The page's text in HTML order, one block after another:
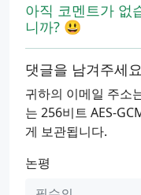
아직 코멘트가 없
니까? 😃
댓글을 남겨주세요
귀하의 이메일 주소
는 256비트 AES-
게 보관됩니다.
논평